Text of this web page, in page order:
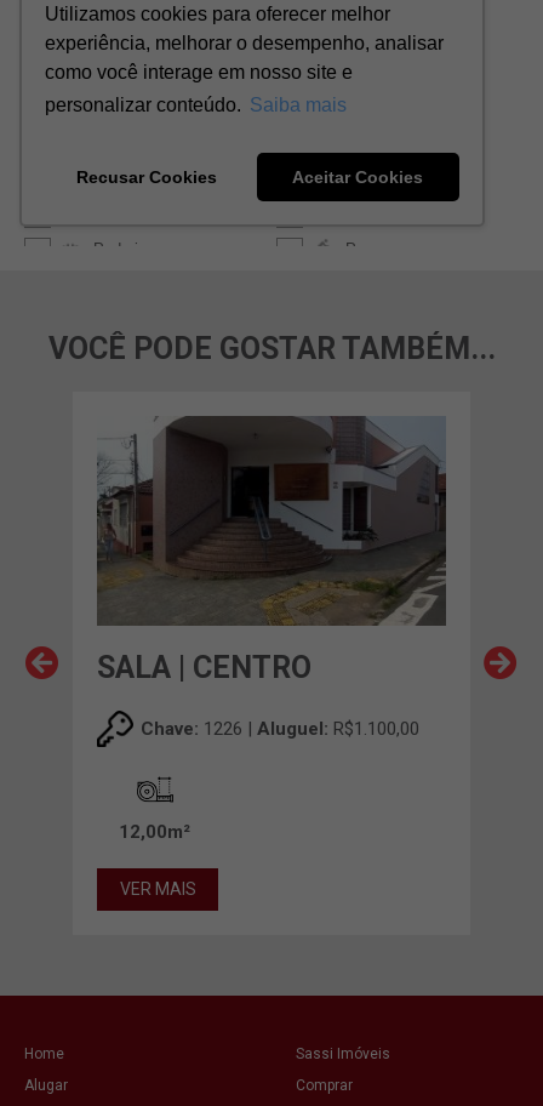
VOCÊ PODE GOSTAR TAMBÉM...
SALA | CENTRO
Chave: 1226 | Aluguel: R$1.100,00
12,00m²
VER MAIS
Home
Sassi Imóveis
Alugar
Comprar